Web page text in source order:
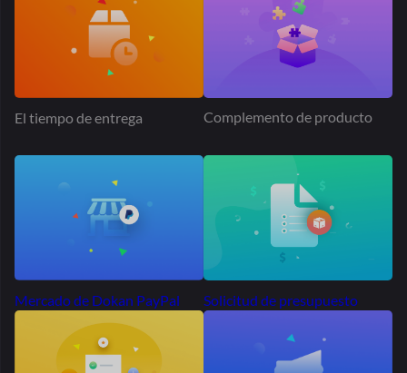
El tiempo de entrega Complemento de producto
Mercado de Dokan PayPal Solicitud de presupuesto